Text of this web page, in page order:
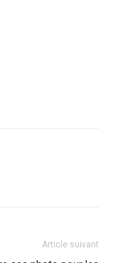
Article suivant